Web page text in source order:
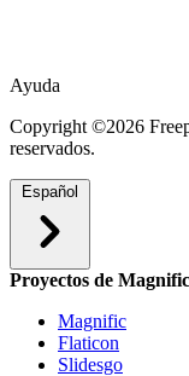
Ayuda
Copyright ©2026
reservados.
Español
Proyectos de Magnific
Magnific
Flaticon
Slidesgo